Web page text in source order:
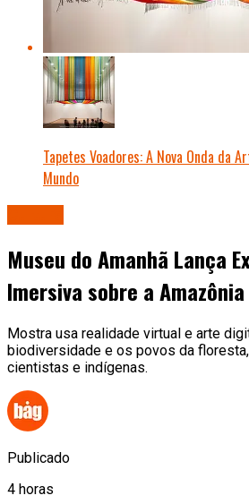
Tapetes Voadores: A Nova Onda da
Mundo
Museu do Amanhã Lança
Imersiva sobre a Amazônia
Mostra usa realidade virtual e arte
biodiversidade e os povos da
cientistas e indígenas.
Publicado
4 horas